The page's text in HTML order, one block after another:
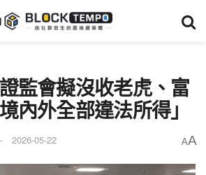
監會擬沒收老虎、富
內外全部違法所得」
2026-05-22 AA